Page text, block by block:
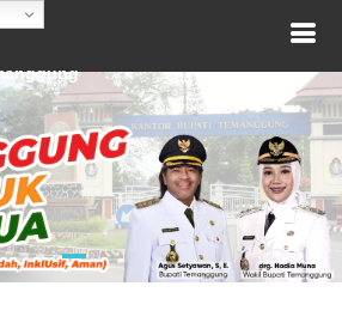
TEMANGGUNG
TEMANGGUNG